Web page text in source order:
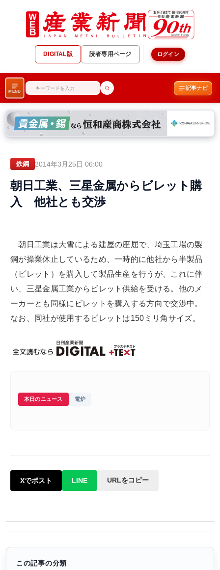
DIGITAL版 読者専用ページ ログイン
MENU
記事ナビ
鉄鋼 2014年3月25日 06:00
朝日工業、三星金属からビレット購
入 他社とも交渉
朝日工業は大雪による建屋の座屈で、埼玉工場の製
鋼が操業休止しているため、一時的に他社から半製品
（ビレット）を購入して製品生産を行うが、これに伴
い、三星金属工業からビレット供給を受ける。他のメ
ーカーとも同様にビレットを購入する方向で交渉中。
なお、同社が使用するビレットは150ミリ角サイズ。
本日のニュース 電炉
Xでポスト LINE URLをコピー
この記事の分類